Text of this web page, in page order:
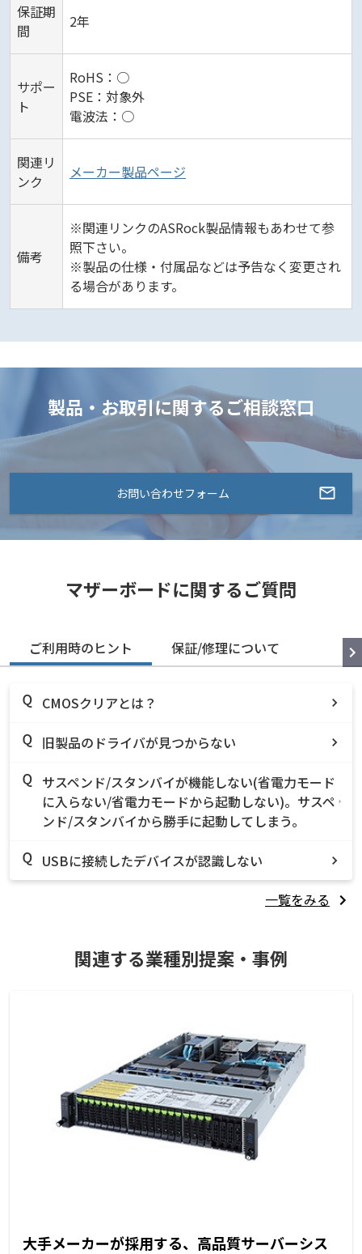
保証期
間
2年
サポー
ト
RoHS：○
PSE：対象外
電波法：○
関連リ
ンク
メーカー製品ページ
備考
※関連リンクのASRock製品情報もあわせて参
照下さい。
※製品の仕様・付属品などは予告なく変更され
る場合があります。
製品・お取引に関するご相談窓口
お問い合わせフォーム
マザーボードに関するご質問
ご利用時のヒント 保証/修理について
CMOSクリアとは？
旧製品のドライバが見つからない
サスペンド/スタンバイが機能しない(省電力モード
に入らない/省電力モードから起動しない)。サスペ
ンド/スタンバイから勝手に起動してしまう。
USBに接続したデバイスが認識しない
一覧をみる
関連する業種別提案・事例
大手メーカーが採用する、高品質サーバーシス